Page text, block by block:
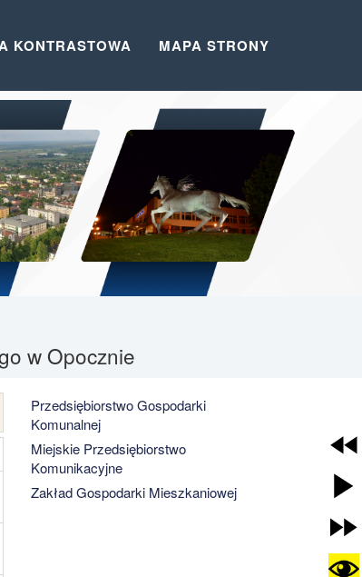
KONTRASTOWA MAPA STRONY
w Opocznie
Przedsiębiorstwo Gospodarki
Komunalnej
Miejskie Przedsiębiorstwo
Komunikacyjne
Zakład Gospodarki Mieszkaniowej